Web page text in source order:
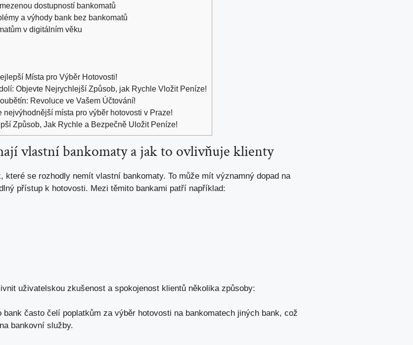
dostupností bankomatů
a výhody bank bez bankomatů
v digitálním věku
Místa pro Výběr Hotovosti!
Objevte Nejrychlejší Způsob, jak Rychle Vložit Peníze!
Revoluce ve Vašem Účtování!
místa pro výběr hotovosti v Praze!
Způsob, Jak Rychle a Bezpečně Uložit Peníze!
vlastní bankomaty a jak to ovlivňuje klienty
které se rozhodly nemít vlastní bankomaty. To může mít významný dopad na
přístup k hotovosti. Mezi těmito bankami patří například:
uživatelskou zkušenost a spokojenost klientů několika způsoby:
bank často čelí poplatkům za výběr hotovosti na bankomatech jiných bank, což
bankovní služby.